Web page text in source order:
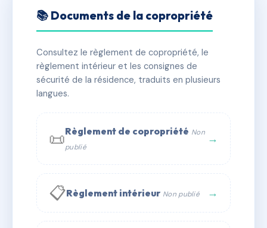
Les Genêts d’Alzo 1/2
✓ Immatriculée 🏠 88 lots 🏗 1 bâtiment(s)
📞 Contacter Syndic Digital
📚 Documents de la copropriété
Consultez le règlement de copropriété, le
règlement intérieur et les consignes de
sécurité de la résidence, traduits en plusieurs
langues.
📜Règlement de copropriété Non
publié
→
📋Règlement intérieur Non publié →